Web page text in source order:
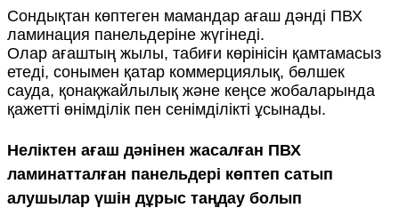
Сондықтан көптеген мамандар ағаш дәнді ПВХ
ламинация панельдеріне жүгінеді.
Олар ағаштың жылы, табиғи көрінісін қамтамасыз
етеді, сонымен қатар коммерциялық, бөлшек
сауда, қонақжайлылық және кеңсе жобаларында
қажетті өнімділік пен сенімділікті ұсынады.
Неліктен ағаш дәнінен жасалған ПВХ
ламинатталған панельдері көптеп сатып
алушылар үшін дұрыс таңдау болып